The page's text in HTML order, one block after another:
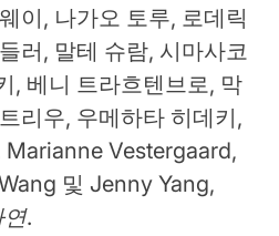
이, 나가오 토루, 로데릭
러, 말테 슈람, 시마사코
, 베니 트라흐텐브로, 막
리우, 우메하타 히데키,
Marianne Vestergaard,
및 Jenny Yang,
연.